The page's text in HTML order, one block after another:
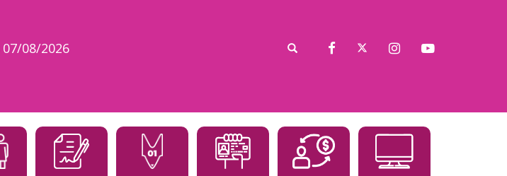
07/08/2026